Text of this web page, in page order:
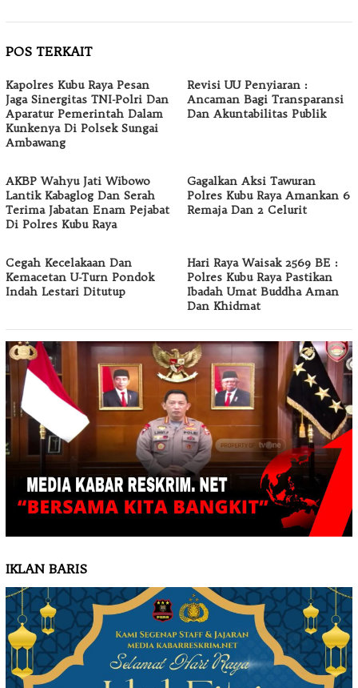
POS TERKAIT
Kapolres Kubu Raya Pesan
Jaga Sinergitas TNI-Polri Dan
Aparatur Pemerintah Dalam
Kunkenya Di Polsek Sungai
Ambawang
Revisi UU Penyiaran :
Ancaman Bagi Transparansi
Dan Akuntabilitas Publik
AKBP Wahyu Jati Wibowo
Lantik Kabaglog Dan Serah
Terima Jabatan Enam Pejabat
Di Polres Kubu Raya
Gagalkan Aksi Tawuran
Polres Kubu Raya Amankan 6
Remaja Dan 2 Celurit
Cegah Kecelakaan Dan
Kemacetan U-Turn Pondok
Indah Lestari Ditutup
Hari Raya Waisak 2569 BE :
Polres Kubu Raya Pastikan
Ibadah Umat Buddha Aman
Dan Khidmat
IKLAN BARIS